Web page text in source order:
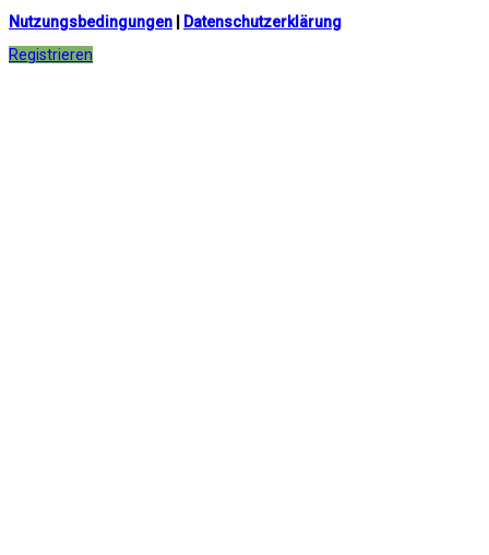
Nutzungsbedingungen
Datenschutzerklärung
Registrieren